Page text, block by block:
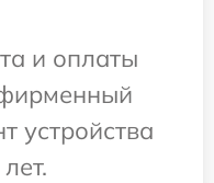
и оплаты
устройства